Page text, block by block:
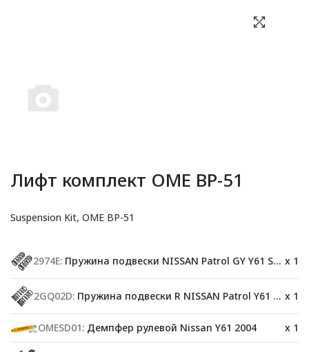
Лифт комплект OME BP-51
Suspension Kit, OME BP-51
2974E:Пружина подвески NISSAN Patrol GY Y61 SWB(F) до50 кг. x 1
2GQ02D: Пружина подвески R NISSAN Patrol Y61 SWB 200kg x 1
OMESD01: Демпфер рулевой Nissan Y61 2004 x 1